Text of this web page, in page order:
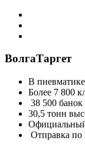
ВолгаТаргет
В
Более 7 800
38 500
30,5 тонн
Отправка